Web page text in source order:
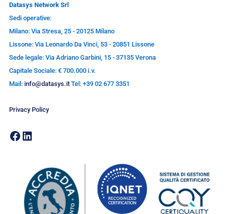
Datasys Network Srl
Sedi operative:
Milano: Via Stresa, 25 - 20125 Milano
Lissone: Via Leonardo Da Vinci, 53 - 20851 Lissone
Sede legale: Via Adriano Garbini, 15 - 37135 Verona
Capitale Sociale: € 700.000 i.v.
Mail: info@datasys.it Tel: +39 02 677 3351
Privacy Policy